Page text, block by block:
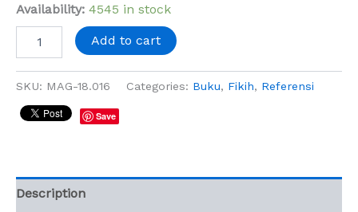
Availability: 4545 in stock
Add to cart
SKU: MAG-18.016 Categories: Buku, Fikih, Referensi
Save
Description